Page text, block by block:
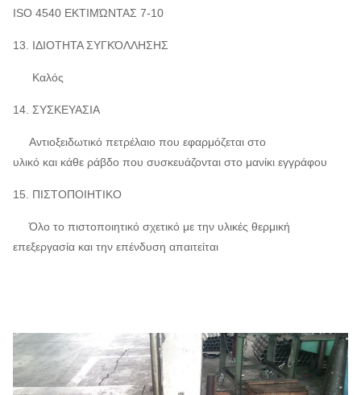
ISO 4540 ΕΚΤΙΜΏΝΤΑΣ 7-10
13. ΙΔΙΟΤΗΤΑ ΣΥΓΚΌΛΛΗΣΗΣ
Καλός
14. ΣΥΣΚΕΥΑΣΙΑ
Αντιοξειδωτικό πετρέλαιο που εφαρμόζεται στο
υλικό και κάθε ράβδο που συσκευάζονται στο μανίκι εγγράφου
15. ΠΙΣΤΟΠΟΙΗΤΙΚΟ
Όλο το πιστοποιητικό σχετικό με την υλικές θερμική
επεξεργασία και την επένδυση απαιτείται